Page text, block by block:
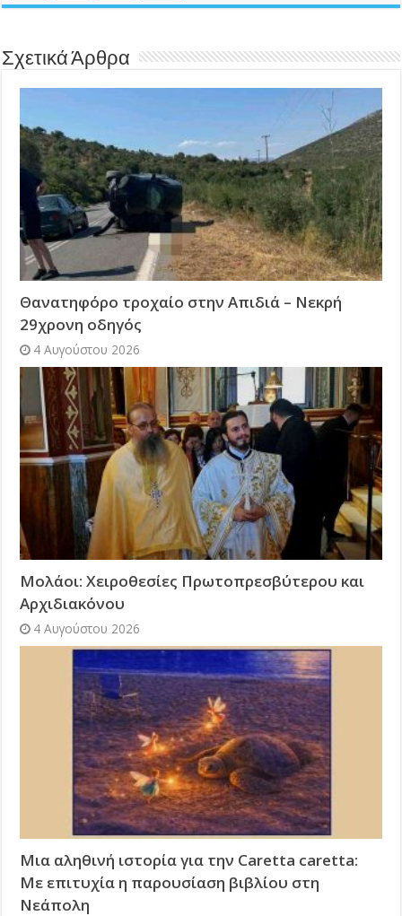
Σχετικά Άρθρα
Θανατηφόρο τροχαίο στην Απιδιά – Νεκρή
29χρονη οδηγός
4 Αυγούστου 2026
Μολάοι: Χειροθεσίες Πρωτοπρεσβύτερου και
Αρχιδιακόνου
4 Αυγούστου 2026
Μια αληθινή ιστορία για την Caretta caretta:
Με επιτυχία η παρουσίαση βιβλίου στη
Νεάπολη